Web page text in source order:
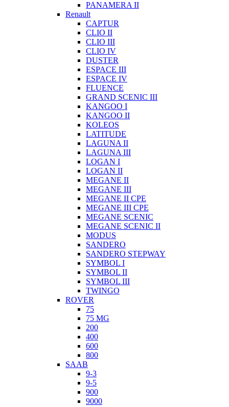
PANAMERA II
Renault
CAPTUR
CLIO II
CLIO III
CLIO IV
DUSTER
ESPACE III
ESPACE IV
FLUENCE
GRAND SCENIC III
KANGOO I
KANGOO II
KOLEOS
LATITUDE
LAGUNA II
LAGUNA III
LOGAN I
LOGAN II
MEGANE II
MEGANE III
MEGANE II CPE
MEGANE III CPE
MEGANE SCENIC
MEGANE SCENIC II
MODUS
SANDERO
SANDERO STEPWAY
SYMBOL I
SYMBOL II
SYMBOL III
TWINGO
ROVER
75
75 MG
200
400
600
800
SAAB
9-3
9-5
900
9000